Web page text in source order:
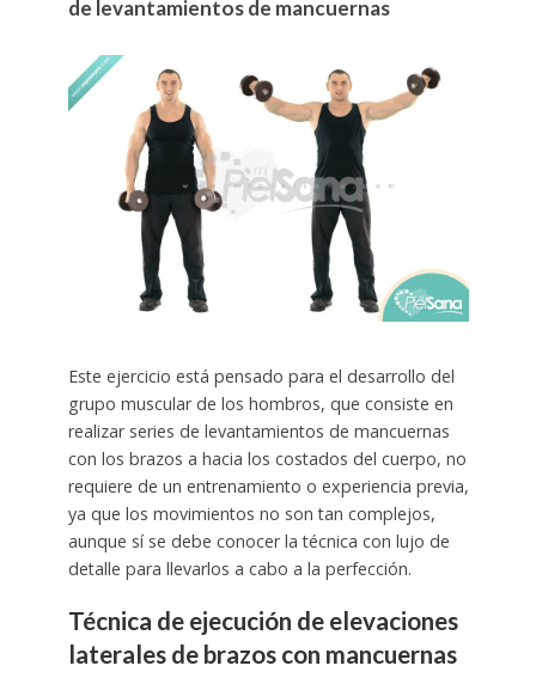
de levantamientos de mancuernas
Este ejercicio está pensado para el desarrollo del
grupo muscular de los hombros, que consiste en
realizar series de levantamientos de mancuernas
con los brazos a hacia los costados del cuerpo, no
requiere de un entrenamiento o experiencia previa,
ya que los movimientos no son tan complejos,
aunque sí se debe conocer la técnica con lujo de
detalle para llevarlos a cabo a la perfección.
Técnica de ejecución de elevaciones
laterales de brazos con mancuernas